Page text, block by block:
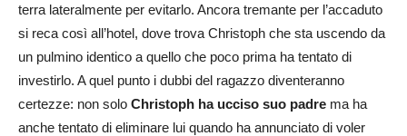
terra lateralmente per evitarlo. Ancora tremante per l’accaduto
si reca così all’hotel, dove trova Christoph che sta uscendo da
un pulmino identico a quello che poco prima ha tentato di
investirlo. A quel punto i dubbi del ragazzo diventeranno
certezze: non solo Christoph ha ucciso suo padre ma ha
anche tentato di eliminare lui quando ha annunciato di voler